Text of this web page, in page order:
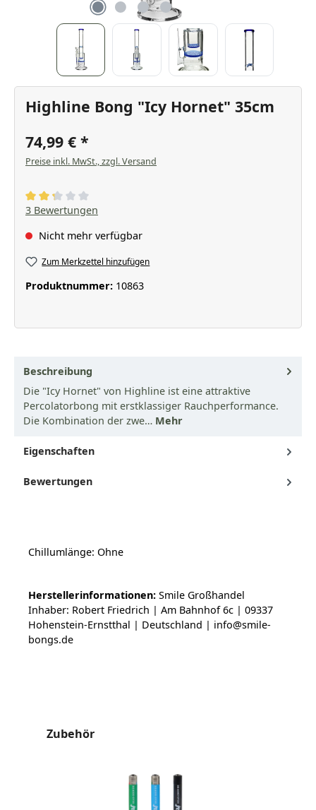
Highline Bong "Icy Hornet" 35cm
74,99 €
Preise inkl. MwSt., zzgl. Versand
Durchschnittliche Bewertung von 2.33 von 5 Sternen
3 Bewertungen
Nicht mehr verfügbar
Zum Merkzettel hinzufügen
Produktnummer: 10863
Beschreibung
Die "Icy Hornet" von Highline ist eine attraktive
Percolatorbong mit erstklassiger Rauchperformance.
Die Kombination der zwe… Mehr
Eigenschaften
Bewertungen
Chillumlänge: Ohne
Herstellerinformationen: Smile Großhandel
Inhaber: Robert Friedrich | Am Bahnhof 6c | 09337
Hohenstein-Ernstthal | Deutschland | info@smile-
bongs.de
Produktgalerie überspringen
Zubehör